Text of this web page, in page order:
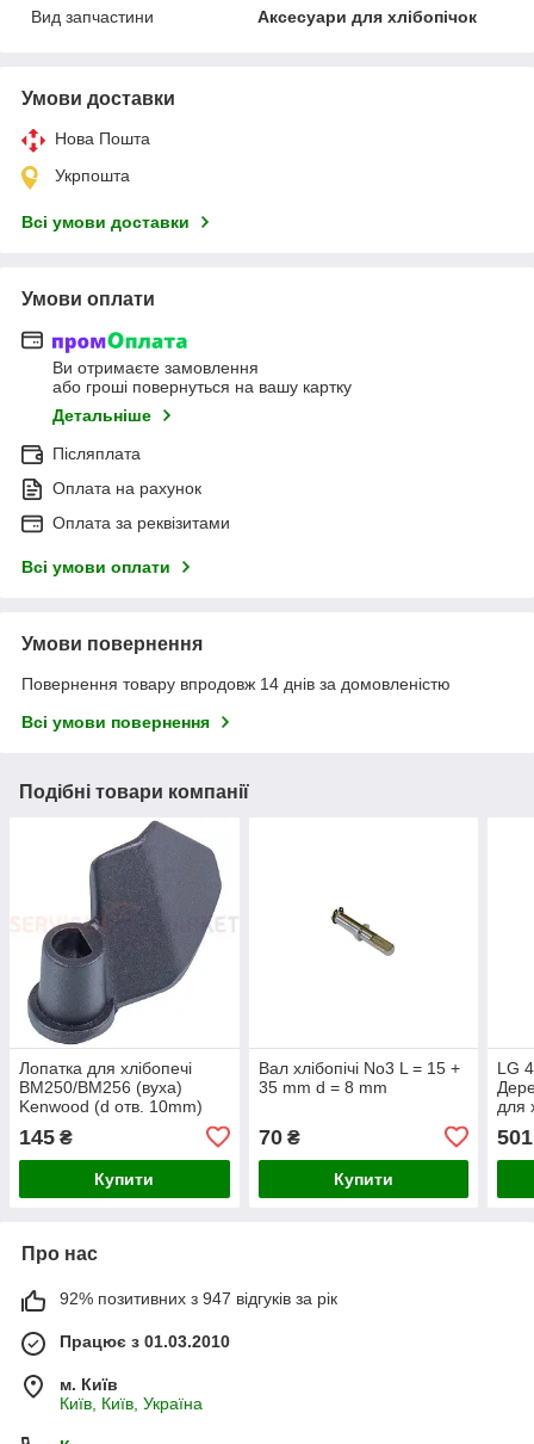
Вид запчастини
Аксесуари для хлібопічок
Умови доставки
Нова Пошта
Укрпошта
Всі умови доставки
Умови оплати
Ви отримаєте замовлення
або гроші повернуться на вашу картку
Детальніше
Післяплата
Оплата на рахунок
Оплата за реквізитами
Всі умови оплати
Умови повернення
Повернення товару впродовж 14 днів за домовленістю
Всі умови повернення
Подібні товари компанії
Лопатка для хлібопечі
BM250/BM256 (вуха)
Kenwood (d отв. 10mm)
145 ₴
Купити
Вал хлібопічі No3 L = 15 +
35 mm d = 8 mm
70₴
Купити
LG
для
501
Про нас
92% позитивних з 947 відгуків за рік
Працює з 01.03.2010
м. Київ
Київ, Київ, Україна